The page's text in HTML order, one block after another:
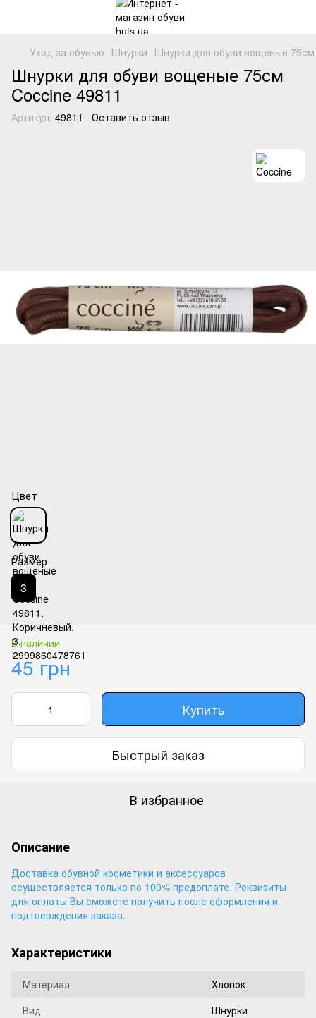
Уход за обувью Шнурки Шнурки для обуви вощеные
Шнурки для обуви вощеные 75см
Coccine 49811
Артикул: 49811 Оставить отзыв
Цвет
Размер
3
В наличии
45 грн
Купить
Быстрый заказ
В избранное
Описание
Доставка обувной косметики и аксессуаров
осуществляется только по 100% предоплате. Реквизиты
для оплаты Вы сможете получить после оформления и
подтверждения заказа.
Характеристики
Материал
Хлопок
Вид
Шнурки